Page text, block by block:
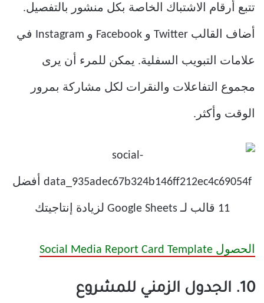
تتبع أرقام الاشتباك الخاصة بكل منشور بالتفصيل.
أضاف القالب Twitter و Facebook و Instagram في
علامات التبويب السفلية. يمكن للمرء أن يرى
مجموع التفاعلات والنقرات لكل مشاركة بمرور
الوقت وأكثر.
الحصول Social Media Report Card Template
10. الجدول الزمني للمشروع